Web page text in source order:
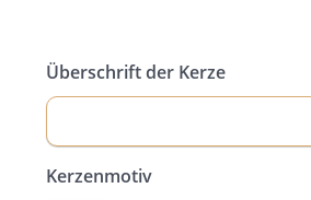
Überschrift der Kerze
Kerzenmotiv